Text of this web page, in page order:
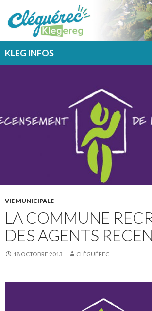
KLEG INFOS
VIE MUNICIPALE
LA COMMUNE
DES AGENTS
18 OCTOBRE 2013 CLÉGUÉREC